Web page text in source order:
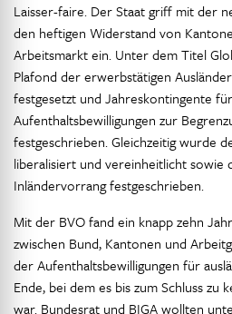
Laisser-faire. Der Staat griff mit der
den heftigen Widerstand von
Arbeitsmarkt ein. Unter dem Titel
Plafond der erwerbstätigen
festgesetzt und Jahreskontingente
Aufenthaltsbewilligungen zur
festgeschrieben. Gleichzeitig wurde
liberalisiert und vereinheitlicht sowie
Inländervorrang festgeschrieben.
Mit der BVO fand ein knapp zehn
zwischen Bund, Kantonen und
der Aufenthaltsbewilligungen für
Ende, bei dem es bis zum Schluss zu
war. Bundesrat und BIGA wollten